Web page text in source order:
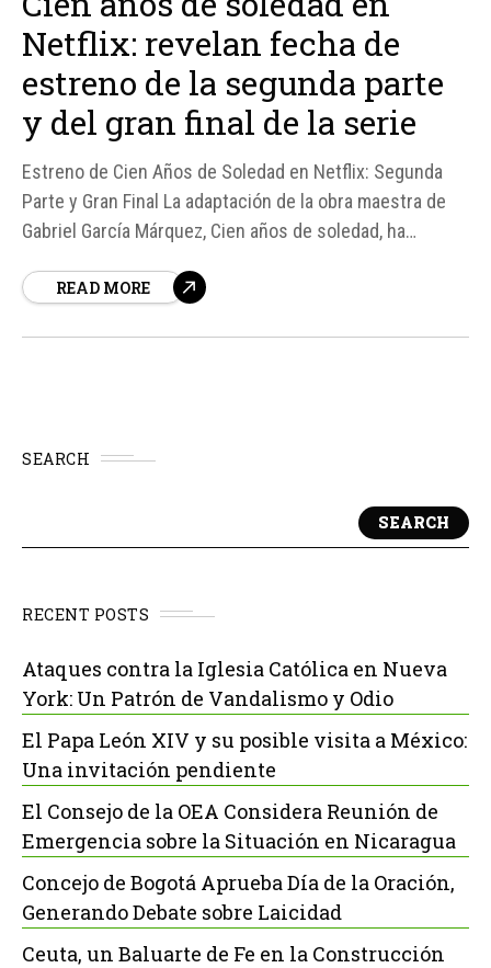
Netflix: revelan fecha de
estreno de la segunda parte
y del gran final de la serie
Estreno de Cien Años de Soledad en Netflix: Segunda
Parte y Gran Final La adaptación de la obra maestra de
Gabriel García Márquez, Cien años de soledad, ha
literatura y la televisión. Según fuentes de Netflix, la
READ MORE
SEARCH
SEARCH
RECENT POSTS
Ataques contra la Iglesia Católica en Nueva
York: Un Patrón de Vandalismo y Odio
El Papa León XIV y su posible visita a México:
Una invitación pendiente
El Consejo de la OEA Considera Reunión de
Emergencia sobre la Situación en Nicaragua
Concejo de Bogotá Aprueba Día de la Oración,
Generando Debate sobre Laicidad
Ceuta, un Baluarte de Fe en la Construcción